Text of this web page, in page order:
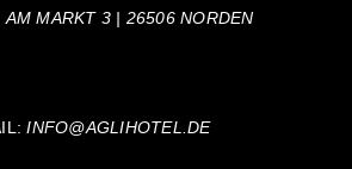
AM MARKT 3 | 26506 NORDEN
INFO@AGLIHOTEL.DE